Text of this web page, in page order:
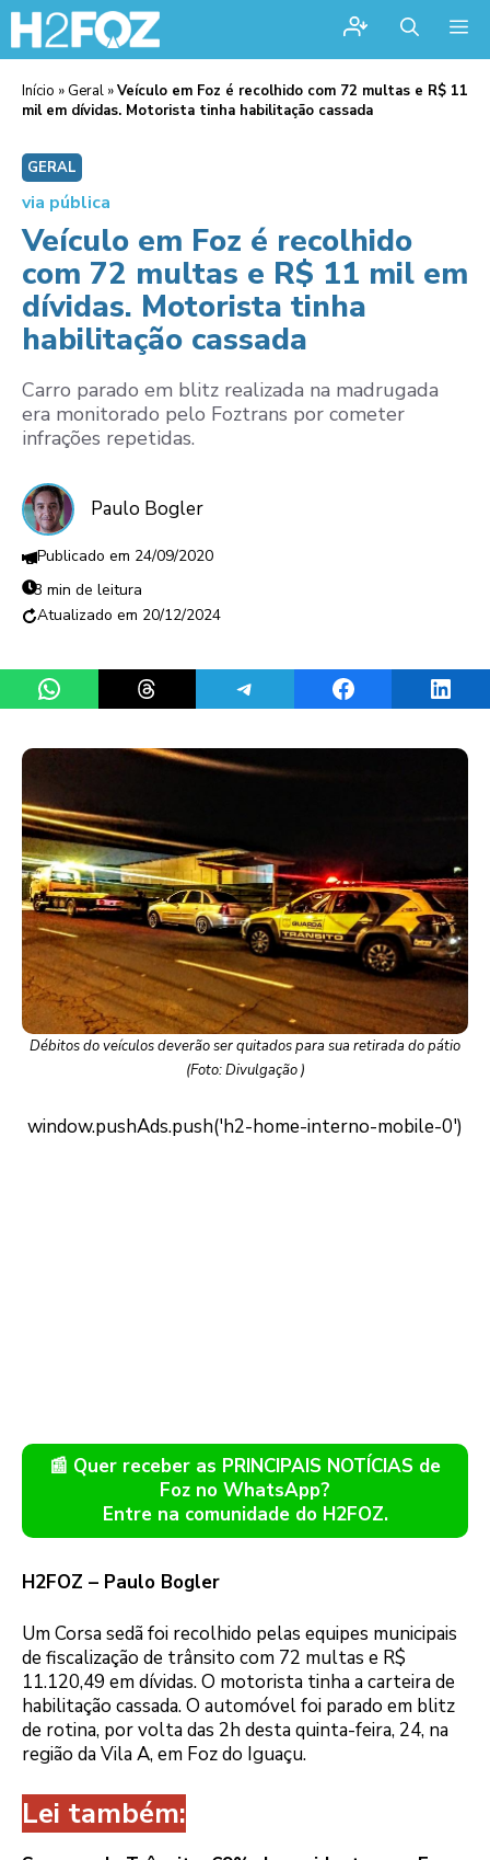
Início » Geral »Veículo em Foz é recolhido com 72 multas e R$ 11
mil em dívidas. Motorista tinha habilitação cassada
GERAL
via pública
Veículo em Foz é recolhido
com 72 multas e R$ 11 mil em
dívidas. Motorista tinha
habilitação cassada
Carro parado em blitz realizada na madrugada
era monitorado pelo Foztrans por cometer
infrações repetidas.
Paulo Bogler
24/09/2020
3 min de leitura
20/12/2024
Share on WhatsAppShare on ThreadsShare on TelegramShare on Facebook
Débitos do veículos deverão ser quitados para sua retirada do pátio
(Foto: Divulgação )
📰 Quer receber as PRINCIPAIS NOTÍCIAS de
Foz no WhatsApp?
Entre na comunidade do H2FOZ.
H2FOZ – Paulo Bogler
Um Corsa sedã foi recolhido pelas equipes municipais
de fiscalização de trânsito com 72 multas e R$
11.120,49 em dívidas. O motorista tinha a carteira de
habilitação cassada. O automóvel foi parado em blitz
de rotina, por volta das 2h desta quinta-feira, 24, na
região da Vila A, em Foz do Iguaçu.
Lei também: